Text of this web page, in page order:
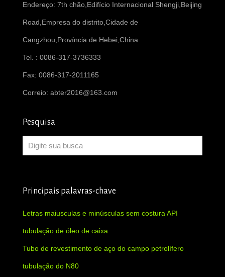
Endereço: 7th chão,Edifício Internacional Shengji,Beijing
Road,Empresa do distrito,Cidade de
Cangzhou,Província de Hebei,China
Tel. : 0086-317-3736333
Fax: 0086-317-2011165
Correio: abter2016@163.com
Pesquisa
Principais palavras-chave
Letras maiusculas e minúsculas sem costura API
tubulação de óleo de caixa
Tubo de revestimento de aço do campo petrolífero
tubulação do N80